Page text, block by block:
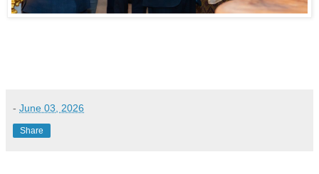
- June 03, 2026
Share